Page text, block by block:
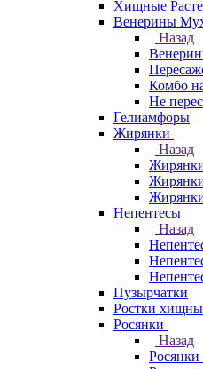
Хищные
Венерины
Назад
Комбо
Не
Гелиамфоры
Жирянки
Назад
Непентесы
Назад
Пузырчатки
Ростки
Росянки
Назад
Росянки